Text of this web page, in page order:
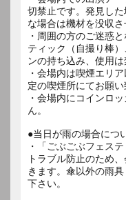
切禁止です。発見し
な場合は機材を没収さ
・周囲の方のご迷惑
ティック（自撮り棒
ンの持ち込み、使用は
・会場内は喫煙エリ
定の喫煙所にてお願い
・会場内にコインロ
ん。
●当日が雨の場合につ
・「ごぶごぶフェス
トラブル防止のため
きます。傘以外の雨
下さい。